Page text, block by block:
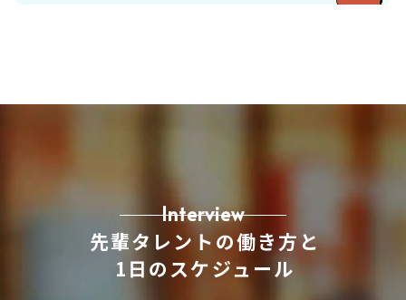
Interview
先輩タレントの働き方と
1日のスケジュール